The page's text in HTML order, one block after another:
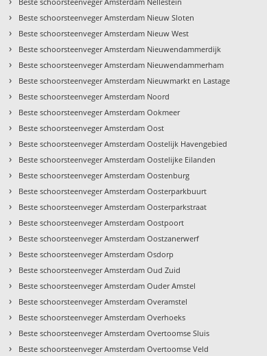
› Beste schoorsteenveger Amsterdam Nieuw Sloten
› Beste schoorsteenveger Amsterdam Nieuw West
› Beste schoorsteenveger Amsterdam Nieuwendammerdijk
› Beste schoorsteenveger Amsterdam Nieuwendammerham
› Beste schoorsteenveger Amsterdam Nieuwmarkt en Lastage
› Beste schoorsteenveger Amsterdam Noord
› Beste schoorsteenveger Amsterdam Ookmeer
› Beste schoorsteenveger Amsterdam Oost
› Beste schoorsteenveger Amsterdam Oostelijk Havengebied
› Beste schoorsteenveger Amsterdam Oostelijke Eilanden
› Beste schoorsteenveger Amsterdam Oostenburg
› Beste schoorsteenveger Amsterdam Oosterparkbuurt
› Beste schoorsteenveger Amsterdam Oosterparkstraat
› Beste schoorsteenveger Amsterdam Oostpoort
› Beste schoorsteenveger Amsterdam Oostzanerwerf
› Beste schoorsteenveger Amsterdam Osdorp
› Beste schoorsteenveger Amsterdam Oud Zuid
› Beste schoorsteenveger Amsterdam Ouder Amstel
› Beste schoorsteenveger Amsterdam Overamstel
› Beste schoorsteenveger Amsterdam Overhoeks
› Beste schoorsteenveger Amsterdam Overtoomse Sluis
› Beste schoorsteenveger Amsterdam Overtoomse Veld